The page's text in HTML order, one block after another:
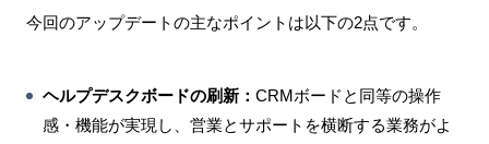
今回のアップデートの主なポイントは以下の2点です。
ヘルプデスクボードの刷新： CRMボードと同等の操作
感・機能が実現し、営業とサポートを横断する業務がよ